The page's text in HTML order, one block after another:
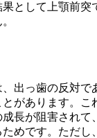
として上顎前突
出っ歯の反対で
があります。こ
長が阻害されて
めです。ただし